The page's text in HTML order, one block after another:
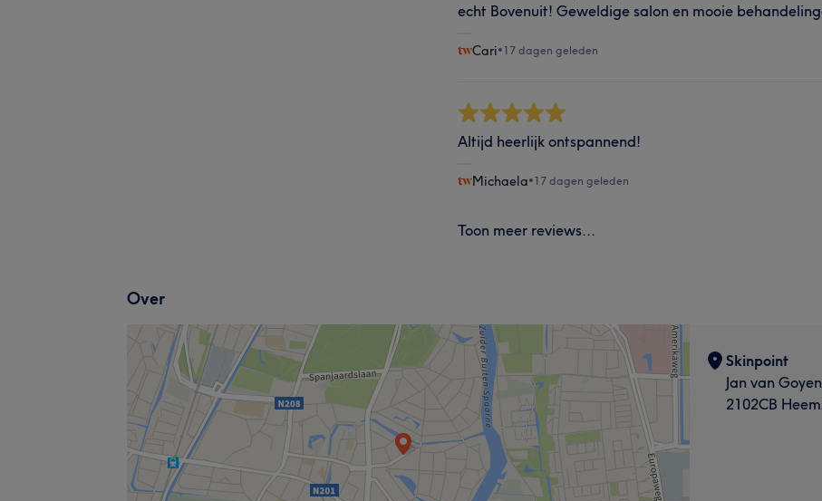
echt Bovenuit! Geweldige salon en mooie
Cari•17 dagen geleden
Altijd heerlijk ontspannend!
Michaela•17 dagen geleden
Toon meer reviews...
Over
Skinpoint
Jan van
2102CB